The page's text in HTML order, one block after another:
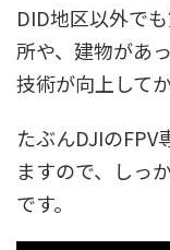
DID地区以外で
所や、建物があ
技術が向上して
たぶんDJIの
ますので、しっ
です。